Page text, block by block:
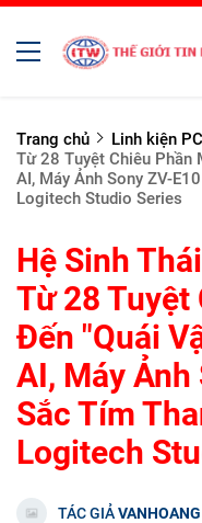
Trang chủ Linh kiện PC
Từ 28 Tuyệt Chiêu Phần
AI, Máy Ảnh Sony ZV-
Logitech Studio Series
Hệ Sinh
Từ 28 Tuyệt
Đến "Quái
AI, Máy Ảnh
Sắc Tím
Logitech
TÁC GIẢVANHOANG